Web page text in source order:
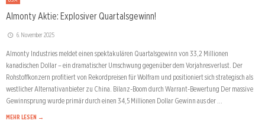
Almonty Aktie: Explosiver Quartalsgewinn!
6. November 2025
Almonty Industries meldet einen spektakulären Quartalsgewinn von 33,2 Millionen
kanadischen Dollar – ein dramatischer Umschwung gegenüber dem Vorjahresverlust. Der
Rohstoffkonzern profitiert von Rekordpreisen für Wolfram und positioniert sich strategisch als
westlicher Alternativanbieter zu China. Bilanz-Boom durch Warrant-Bewertung Der massive
Gewinnsprung wurde primär durch einen 34,5 Millionen Dollar Gewinn aus der …
MEHR LESEN →